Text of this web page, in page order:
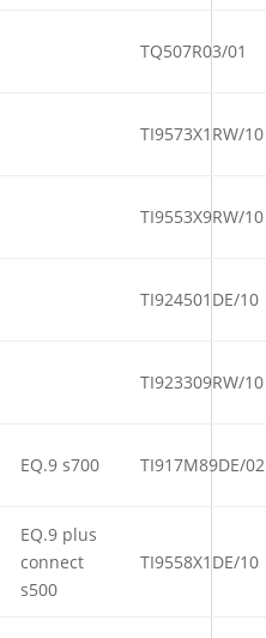
TQ507R03/01
TI9573X1RW/10
TI9553X9RW/10
TI924501DE/10
TI923309RW/10
EQ.9 s700 TI917M89DE/02
EQ.9 plus
connect
s500
TI9558X1DE/10